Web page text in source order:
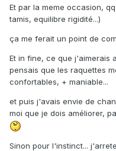
Et par la meme occasion,
tamis, equilibre rigidité...)
ça me ferait un point de
Et in fine, ce que j'aimerais
pensais que les raquettes
confortables, + maniable...
et puis j'avais envie de
moi que je dois améliorer,
Sinon pour l'instinct...